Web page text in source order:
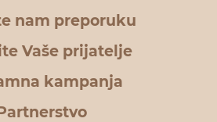
nam preporuku
Vaše prijatelje
kampanja